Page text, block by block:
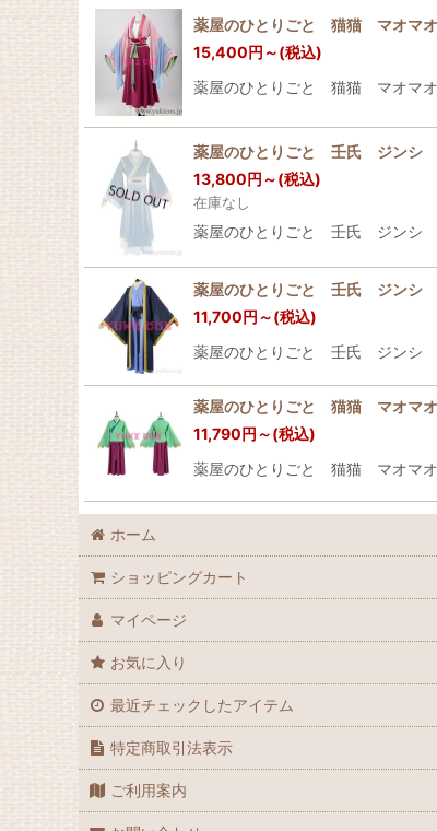
薬屋のひとりごと 猫猫 マオマ
15,400円 ～(税込)
薬屋のひとりごと 猫猫 マオマ
薬屋のひとりごと 壬氏 ジン
13,800円 ～(税込)
在庫なし
薬屋のひとりごと 壬氏 ジンシ
薬屋のひとりごと 壬氏 ジンシ
11,700円 ～(税込)
薬屋のひとりごと 壬氏 ジンシ
薬屋のひとりごと 猫猫 マオマ
11,790円 ～(税込)
薬屋のひとりごと 猫猫 マオマオ
ホーム
ショッピングカート
マイページ
お気に入り
最近チェックしたアイテム
特定商取引法表示
ご利用案内